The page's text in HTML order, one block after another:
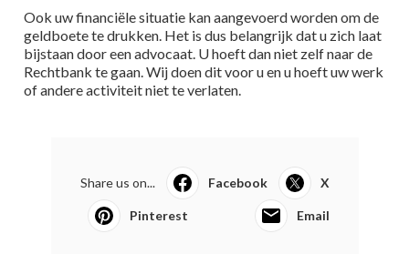
Ook uw financiële situatie kan aangevoerd worden om de
geldboete te drukken. Het is dus belangrijk dat u zich laat
bijstaan door een advocaat. U hoeft dan niet zelf naar de
Rechtbank te gaan. Wij doen dit voor u en u hoeft uw werk
of andere activiteit niet te verlaten.
Share us on... Facebook X
Pinterest Email